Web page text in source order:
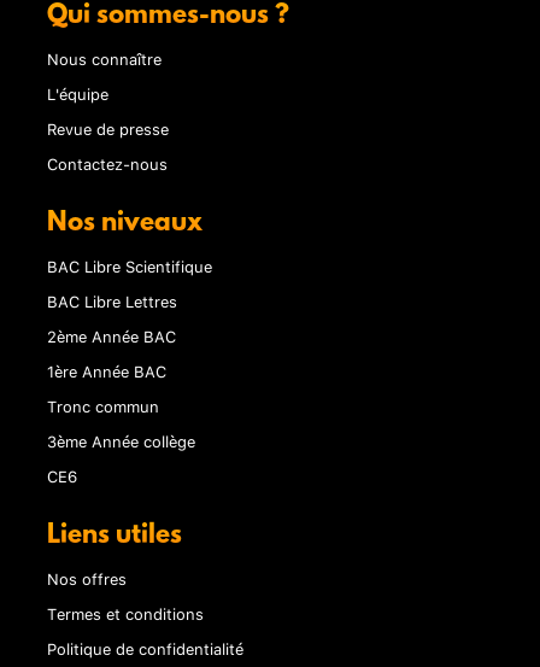
Qui sommes-nous ?
Nous connaître
L'équipe
Revue de presse
Contactez-nous
Nos niveaux
BAC Libre Scientifique
BAC Libre Lettres
2ème Année BAC
1ère Année BAC
Tronc commun
3ème Année collège
CE6
Liens utiles
Nos offres
Termes et conditions
Politique de confidentialité